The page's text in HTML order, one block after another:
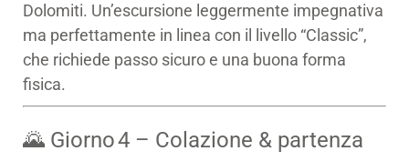
Dolomiti. Un’escursione leggermente impegnativa
ma perfettamente in linea con il livello “Classic”,
che richiede passo sicuro e una buona forma
fisica.
🌄 Giorno 4 – Colazione & partenza